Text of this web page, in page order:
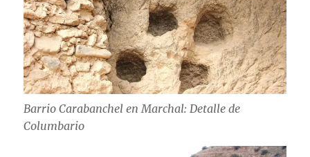
Barrio Carabanchel en Marchal: Detalle de
Columbario